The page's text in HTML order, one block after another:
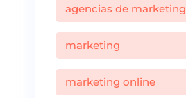
agencias de marketing
marketing
marketing online